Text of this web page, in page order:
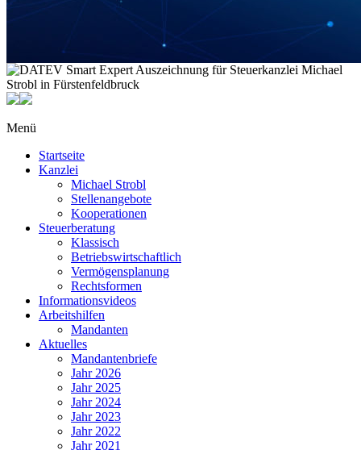
Menü
Startseite
Kanzlei
Michael Strobl
Stellenangebote
Kooperationen
Steuerberatung
Klassisch
Betriebswirtschaftlich
Vermögensplanung
Rechtsformen
Informationsvideos
Arbeitshilfen
Mandanten
Aktuelles
Mandantenbriefe
Jahr 2026
Jahr 2025
Jahr 2024
Jahr 2023
Jahr 2022
Jahr 2021